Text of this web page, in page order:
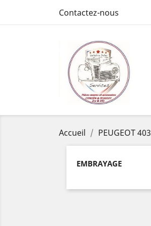
Contactez-nous
Accueil PEUGEOT 403
EMBRAYAGE